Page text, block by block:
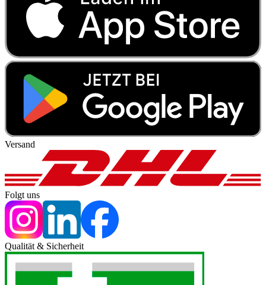
Versand
Folgt uns
Qualität & Sicherheit